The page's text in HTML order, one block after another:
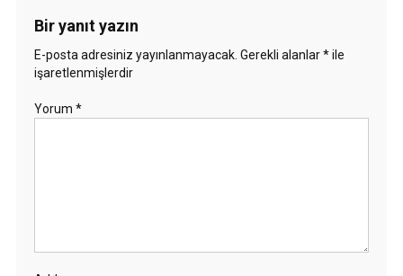
Bir yanıt yazın
E-posta adresiniz yayınlanmayacak. Gerekli alanlar*ile
işaretlenmişlerdir
Yorum *